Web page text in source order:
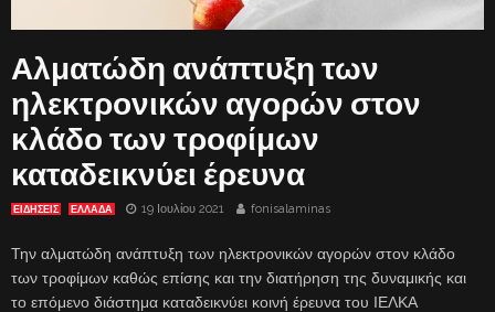
Αλματώδη ανάπτυξη των
ηλεκτρονικών αγορών στον
κλάδο των τροφίμων
καταδεικνύει έρευνα
ΕΙΔΗΣΕΙΣ ΕΛΛΑΔΑ 19 Ιουλίου 2021 fonisalaminas
Την αλματώδη ανάπτυξη των ηλεκτρονικών αγορών στον κλάδο
των τροφίμων καθώς επίσης και την διατήρηση της δυναμικής και
το επόμενο διάστημα καταδεικνύει κοινή έρευνα του ΙΕΛΚΑ